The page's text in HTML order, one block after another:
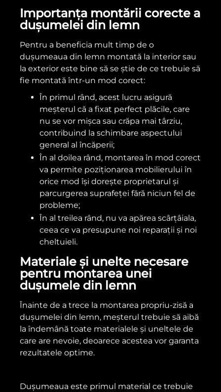
Importanța montării corecte a
dușumelei din lemn
Pentru a beneficia mult timp de o
dușumeaua din lemn montată la interior sau
la exterior este bine să se știe de ce trebuie să
fie montată într-un mod corect:
În primul rând, acest lucru asigură
meșterul că a fixat perfect plăcile, care
nu se vor mișca sau crăpa mai târziu,
contribuind la schimbare aspectului
general al încăperii;
În al doilea rând, montarea în mod corect
va permite poziționarea mobilierului în
orice mod își dorește proprietarul și
parcurgerea suprafeței fără niciun fel de
probleme;
În al treilea rând, nu va apărea scârțâiala,
ceea ce va presupune noi reparații și noi
cheltuieli.
Materiale și unelte necesare
pentru montarea unei
dușumele din lemn
Înainte de a trece la montarea propriu-zisă a
dușumelei din lemn, meșterul trebuie să aibă
la îndemână toate materialele și uneltele de
care are nevoie, deoarece acestea vor garanta
rezultatele optime.
Dușumeaua este primul material ce trebuie